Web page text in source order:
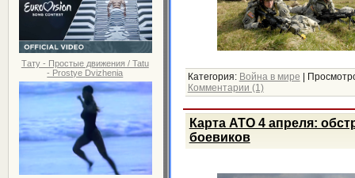
Тату - Простые движения / Tatu
- Prostye Dvizhenia
Категория: Война в мире
Комментарии (1)
Карта АТО 4 апреля:
боевиков